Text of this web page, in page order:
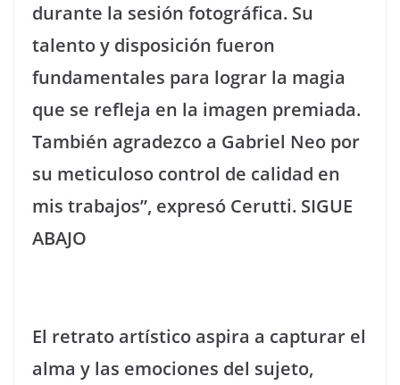
durante la sesión fotográfica. Su
talento y disposición fueron
fundamentales para lograr la magia
que se refleja en la imagen premiada.
También agradezco a Gabriel Neo por
su meticuloso control de calidad en
mis trabajos”, expresó Cerutti. SIGUE
ABAJO
El retrato artístico aspira a capturar el
alma y las emociones del sujeto,